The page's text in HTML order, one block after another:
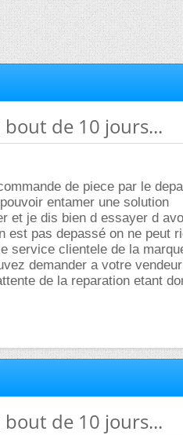
bout de 10 jours...
de piece par le
entamer une solution
et je dis bien d essayer d
est pas depassé on ne peut
service clientele de la
demander a votre
de la reparation etant
bout de 10 jours...